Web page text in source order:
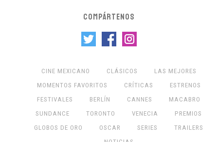
COMPÁRTENOS
CINE MEXICANO CLÁSICOS
LAS MEJORES
MOMENTOS FAVORITOS
CRÍTICAS
ESTRENOS
FESTIVALES
BERLÍN CANNES
MACABRO
SUNDANCE
TORONTO VENECIA
PREMIOS
GLOBOS DE ORO
OSCAR SERIES
TRAILERS